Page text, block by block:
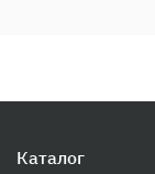
Каталог